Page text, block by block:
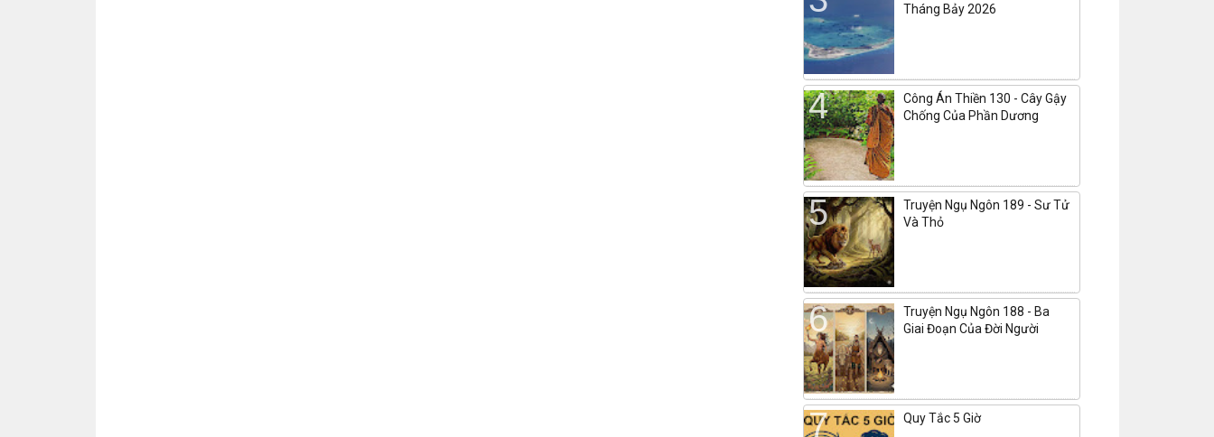
Tháng Bảy 2026
Công Án Thiền 130 - Cây Gậy
Chống Của Phần Dương
Truyện Ngụ Ngôn 189 - Sư Tử
Và Thỏ
Truyện Ngụ Ngôn 188 - Ba
Giai Đoạn Của Đời Người
Quy Tắc 5 Giờ